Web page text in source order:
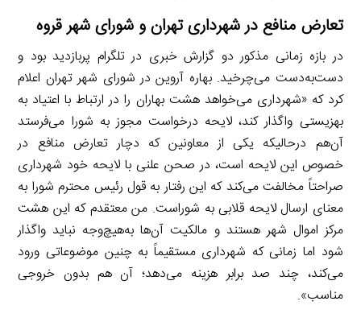
تعارض منافع در شهرداری تهران و شورای شهر قروه
در بازه زمانی مذکور دو گزارش خبری در تلگرام پربازدید بود و
دست‌به‌دست می‌چرخید. بهاره آروین در شورای شهر تهران اعلام
کرد که «شهرداری می‌خواهد هشت بهاران را در ارتباط با اعتیاد به
بهزیستی واگذار کند، لایحه درخواست مجوز به شورا می‌فرستد
آن‌هم درحالیکه یکی از معاونین که دچار تعارض منافع در
خصوص این لایحه است، در صحن علنی با لایحه خود شهرداری
صراحتاً مخالفت می‌کند که این رفتار به قول رئیس محترم شورا به
معنای ارسال لایحه قلابی به شوراست. من معتقدم که این هشت
مرکز اموال شهر هستند و مالکیت آن‌ها به‌هیچ‌وجه نباید واگذار
شود اما زمانی که شهرداری مستقیماً به چنین موضوعاتی ورود
می‌کند، چند صد برابر هزینه می‌دهد؛ آن هم بدون خروجی
مناسب».